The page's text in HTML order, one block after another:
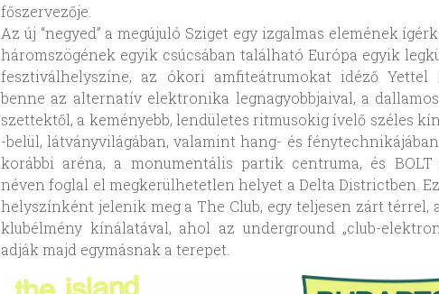
főszervezője.
Az új “negyed” a megújuló Sziget egy izgalmas elemének
háromszögének egyik csúcsában található Európa egyik
fesztiválhelyszíne, az ókori amfiteátrumokat idéző Yettel
benne az alternatív elektronika legnagyobbjaival, a
szettektől, a keményebb, lendületes ritmusokig ívelő széles
-belül, látványvilágában, valamint hang- és
korábbi aréna, a monumentális partik centruma, és BOLT
néven foglal el megkerülhetetlen helyet a Delta Districtben.
helyszínként jelenik meg a The Club, egy teljesen zárt térrel,
klubélmény kínálatával, ahol az underground „club-
adják majd egymásnak a terepet.